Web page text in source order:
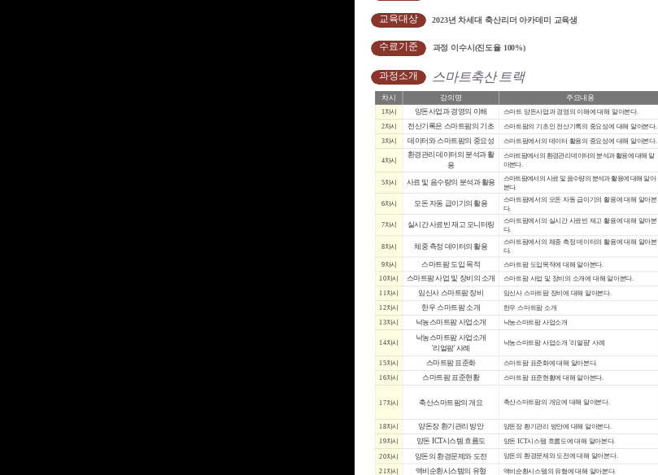
과정 이수시(진도율 100%)
차시 강의명 주요내용
1차시 양돈사업과 경영의 이해 스마트 양돈사업과 경영의 이해에 대해 알아본다.
2차시 전산기록은 스마트팜의 기초 스마트팜의 기초인 전산기록의 중요성에 대해 알아본다.
3차시 데이터와 스마트팜의 중요성 스마트팜에서의 데이터 활용의 중요성에 대해 알아본다.
4차시
환경관리 데이터의 분석과 활
용
스마트팜에서의 환경관리 데이터의 분석과 활용에 대해 알
아본다.
5차시 사료 및 음수량의 분석과 활용
스마트팜에서의 사료 및 음수량의 분석과 활용에 대해 알아
본다.
6차시 모돈 자동 급이기의 활용
스마트팜에서의 모돈 자동 급이기의 활용에 대해 알아본
다.
7차시 실시간 사료빈 재고 모니터링
스마트팜에서의 실시간 사료빈 재고 활용에 대해 알아본
다.
8차시 체중 측정 데이터의 활용
스마트팜에서의 체중 측정 데이터의 활용에 대해 알아본
다.
9차시 스마트팜 도입 목적 스마트팜 도입목적에 대해 알아본다.
10차시 스마트팜 사업 및 장비의 소개 스마트팜 사업 및 장비의 소개에 대해 알아본다.
11차시 임신사 스마트팜 장비 임신사 스마트팜 장비에 대해 알아본다.
12차시 한우 스마트팜 소개 한우 스마트팜 소개
13차시 낙농스마트팜 사업소개 낙농스마트팜 사업소개
14차시
낙농스마트팜 사업소개
'리얼팜' 사례
낙농스마트팜 사업소개 '리얼팜' 사례
15차시 스마트팜 표준화 스마트팜 표준화에 대해 알아본다.
16차시 스마트팜 표준현황 스마트팜 표준현황에 대해 알아본다.
17차시 축산스마트팜의 개요 축산스마트팜의 개요에 대해 알아본다.
18차시
양돈장 환기관리 방안 양돈장 환기관리 방안에 대해 알아본다.
19차시 양돈 ICT시스템 흐름도 양돈 ICT시스템 흐름도에 대해 알아본다.
20차시 양돈의 환경문제와 도전 양돈의 환경문제와 도전에 대해 알아본다.
21차시 액비순환시스템의 유형 액비순환시스템의 유형에 대해 알아본다.
2023년 차세대 축산리더 아카데미 교육생
스마트축산 트랙
교육대상
수료기준
과정소개